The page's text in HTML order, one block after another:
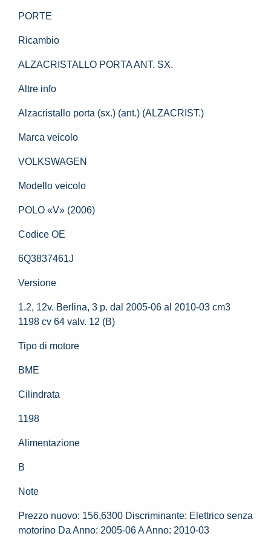
VOLKSWAGEN
«V»
PORTE
Ricambio
ALZACRISTALLO PORTA ANT. SX.
Altre info
Alzacristallo porta (sx.) (ant.) (ALZACRIST.)
Marca veicolo
VOLKSWAGEN
Modello veicolo
POLO «V» (2006)
Codice OE
6Q3837461J
Versione
1.2, 12v. Berlina, 3 p. dal 2005-06 al 2010-03 cm3
1198 cv 64 valv. 12 (B)
Tipo di motore
BME
Cilindrata
1198
Alimentazione
B
Note
Prezzo nuovo: 156,6300 Discriminante: Elettrico senza
motorino Da Anno: 2005-06 A Anno: 2010-03